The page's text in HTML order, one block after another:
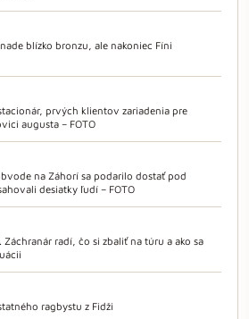
blízko bronzu, ale nakoniec Fíni
prvých klientov zariadenia pre
augusta – FOTO
na Záhorí sa podarilo dostať pod
desiatky ľudí – FOTO
Záchranár radí, čo si zbaliť na túru a ako sa
ragbystu z Fidži